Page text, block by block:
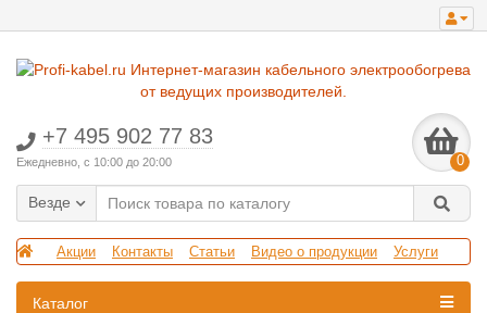
+7 495 902 77 83
Ежедневно, с 10:00 до 20:00 0
Везде
Акции Контакты Статьи Видео о продукции Услуги
Каталог